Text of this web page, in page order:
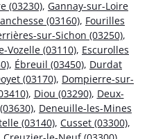
(03230), Gannay-sur-Loire
(03160), Fourilles
sur-Sichon (03250),
Vozelle (03110), Escurolles
, Ébreuil (03450), Durdat
(03170), Dompierre-sur-
, Diou (03290), Deux-
, Deneuille-les-Mines
(03140), Cusset (03300),